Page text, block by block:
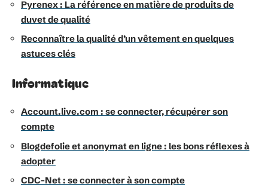
Pyrenex : La référence en matière de produits de
duvet de qualité
Reconnaître la qualité d’un vêtement en quelques
astuces clés
Informatique
Account.live.com : se connecter, récupérer son
compte
Blogdefolie et anonymat en ligne : les bons réflexes à
adopter
CDC-Net : se connecter à son compte